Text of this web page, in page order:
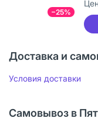
−25%
Доставка и
Условия доставки
Самовывоз в